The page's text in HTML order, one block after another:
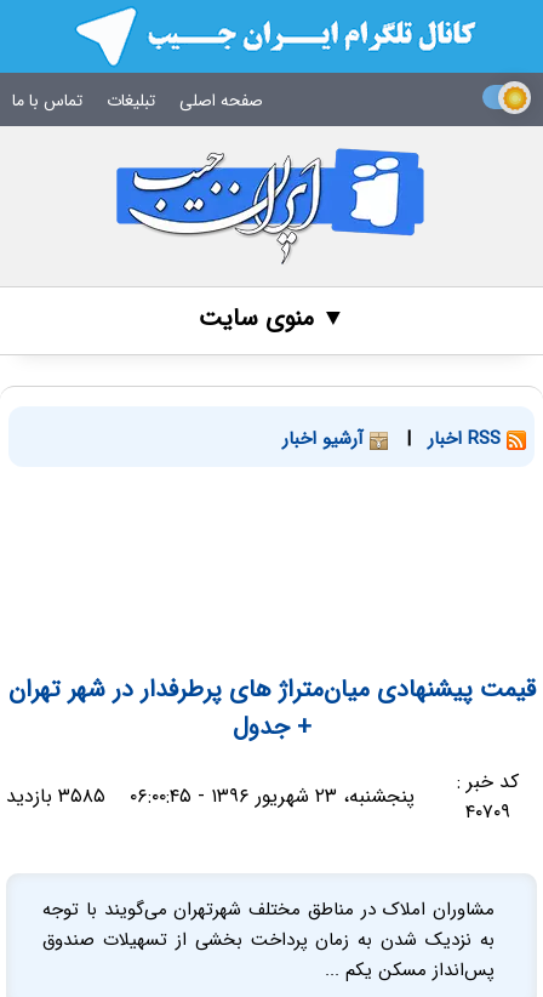
صفحه اصلی تبلیغات تماس با ما
▼ منوی سایت
| آرشیو اخبار
قیمت پیشنهادی میان‌متراژ های پرطرفدار در شهر تهران
+ جدول
کد خبر :
۴۰۷۰۹
پنجشنبه، ۲۳ شهریور ۱۳۹۶ - ۰۶:۰۰:۴۵ ۳۵۸۵ بازدید
مشاوران املاک در مناطق مختلف شهرتهران می‌گویند با توجه
به نزدیک شدن به زمان پرداخت بخشی از تسهیلات صندوق
پس‌انداز مسکن یکم ...